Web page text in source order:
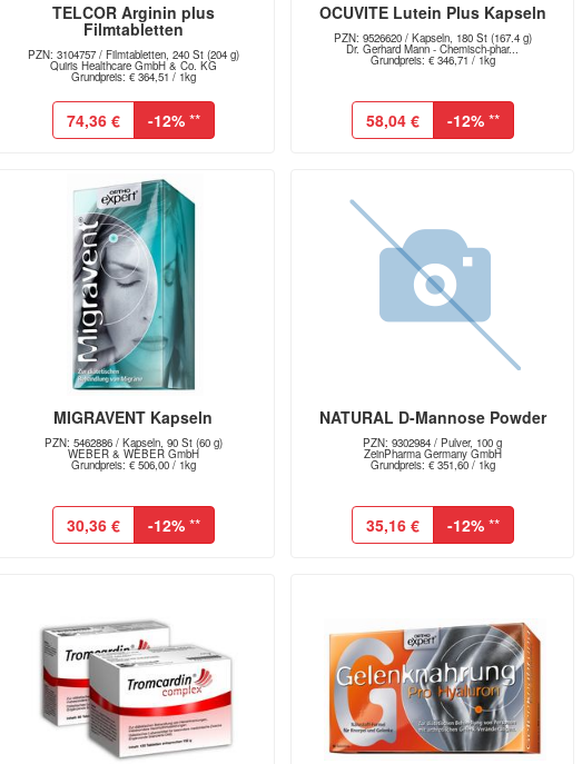
TELCOR Arginin plus
Filmtabletten
PZN: 3104757 / Filmtabletten, 240 St (204 g)
Quiris Healthcare GmbH & Co. KG
Grundpreis: € 364,51 / 1kg
74,36 € -12%**
OCUVITE Lutein Plus Kapseln
PZN: 9526620 / Kapseln, 180 St (167.4 g)
Dr. Gerhard Mann - Chemisch-phar...
Grundpreis: € 346,71 / 1kg
58,04 € -12%**
MIGRAVENT Kapseln
PZN: 5462886 / Kapseln, 90 St (60 g)
WEBER & WEBER GmbH
Grundpreis: € 506,00 / 1kg
30,36 € -12%**
NATURAL D-Mannose Powder
PZN: 9302984 / Pulver, 100 g
ZeinPharma Germany GmbH
Grundpreis: € 351,60 / 1kg
35,16 € -12%**